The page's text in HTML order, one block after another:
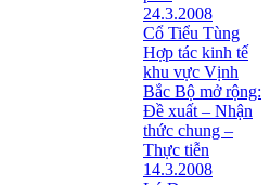
24.3.2008
Cổ Tiểu Tùng
Hợp tác kinh tế
khu vực Vịnh
Bắc Bộ mở rộng:
Đề xuất – Nhận
thức chung –
Thực tiễn
14.3.2008